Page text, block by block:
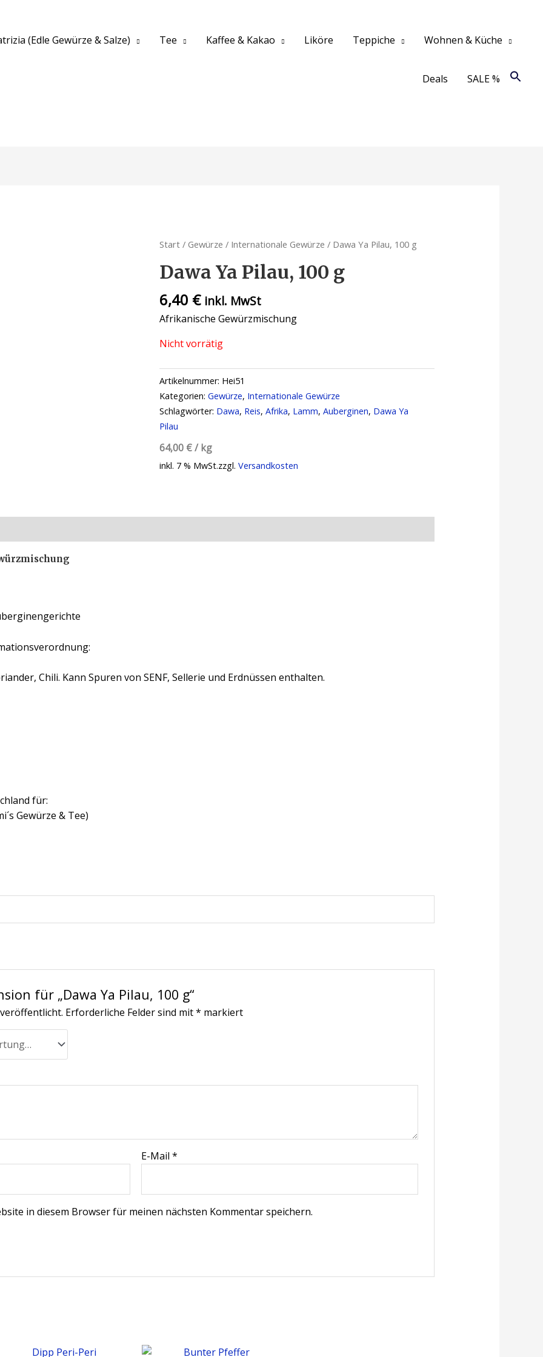
(Edle Gewürze & Salze) Tee Kaffee & Kakao Liköre Teppiche Wohnen & Küche
Deals SALE %
Start / Gewürze / Internationale Gewürze / Dawa Ya Pilau, 100 g
Dawa Ya Pilau, 100 g
6,40 € inkl. MwSt
Afrikanische Gewürzmischung
Nicht vorrätig
Artikelnummer: Hei51
Kategorien:Gewürze, Internationale Gewürze
Schlagwörter: Dawa, Reis,Afrika, Lamm,Auberginen, Dawa Ya
Pilau
64,00 €/kg
inkl. 7 % MwSt.zzgl.Versandkosten
Chili. Kann Spuren von SENF, Sellerie und Erdnüssen enthalten.
für:
Gewürze & Tee)
für „Dawa Ya Pilau, 100 g“
Erforderliche Felder sind mit* markiert
E-Mail*
in diesem Browser für meinen nächsten Kommentar speichern.